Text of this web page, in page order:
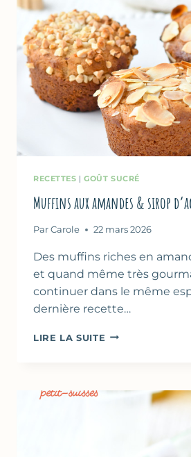
RECETTES |GOÛT SUCRÉ
Muffins aux amandes & sirop
Par Carole 22 mars 2026
Des muffins riches en
et quand même très
continuer dans le même
dernière recette…
LIRE LA SUITE MUFFINS
SIROP
D’AGAVE